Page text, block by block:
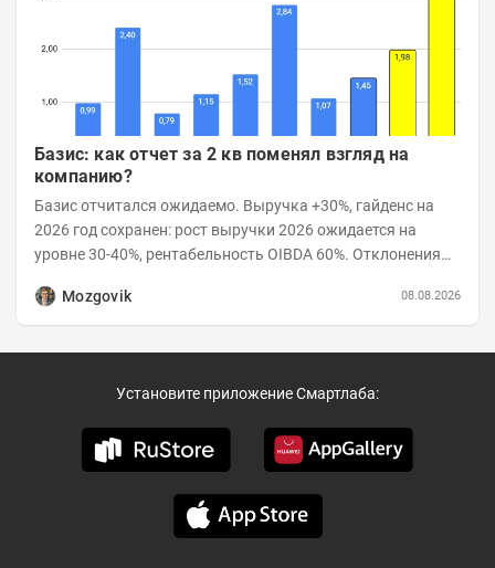
Базис: как отчет за 2 кв поменял взгляд на
компанию?
Базис отчитался ожидаемо. Выручка +30%, гайденс на
2026 год сохранен: рост выручки 2026 ожидается на
уровне 30-40%, рентабельность OIBDA 60%. Отклонения
Mozgovik
08.08.2026
Установите приложение Смартлаба: